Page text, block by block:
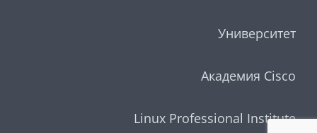
Университет
Академия Cisco
Linux Professional Institute